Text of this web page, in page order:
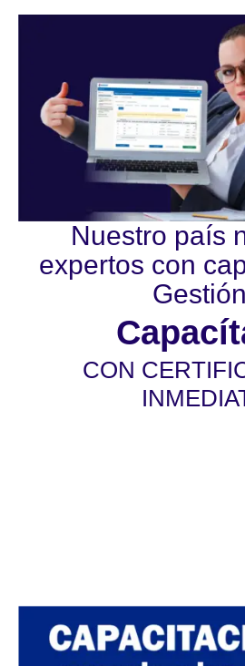
Nuestro país
expertos con
CON